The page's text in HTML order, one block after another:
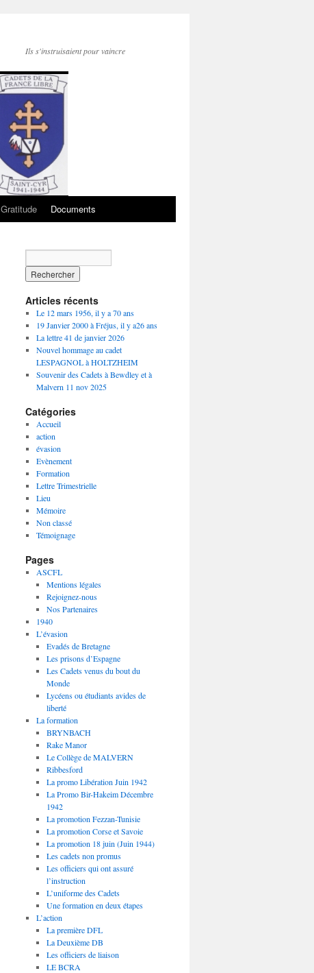
Ils s'instruisaient pour vaincre
Gratitude Documents
Articles récents
Le 12 mars 1956, il y a 70 ans
19 Janvier 2000 à Fréjus, il y a26 ans
La lettre 41 de janvier 2026
Nouvel hommage au cadet
LESPAGNOL à HOLTZHEIM
Souvenir des Cadets à Bewdley et à
Malvern 11 nov 2025
Catégories
Accueil
action
évasion
Evènement
Formation
Lettre Trimestrielle
Lieu
Mémoire
Non classé
Témoignage
Pages
ASCFL
Mentions légales
Rejoignez-nous
Nos Partenaires
1940
L’évasion
Evadés de Bretagne
Les prisons d’Espagne
Les Cadets venus du bout du
Monde
Lycéens ou étudiants avides de
liberté
La formation
BRYNBACH
Rake Manor
Le Collège de MALVERN
Ribbesford
La promo Libération Juin 1942
La Promo Bir-Hakeim Décembre
1942
La promotion Fezzan-Tunisie
La promotion Corse et Savoie
La promotion 18 juin (Juin 1944)
Les cadets non promus
Les officiers qui ont assuré
l’instruction
L’uniforme des Cadets
Une formation en deux étapes
L’action
La première DFL
La Deuxième DB
Les officiers de liaison
LE BCRA